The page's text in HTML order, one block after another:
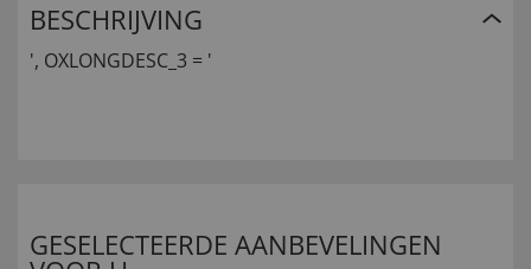
BESCHRIJVING
', OXLONGDESC_3 = '
GESELECTEERDE AANBEVELINGEN